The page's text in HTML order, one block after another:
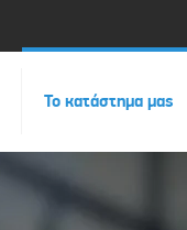
Το κατάστημα μας